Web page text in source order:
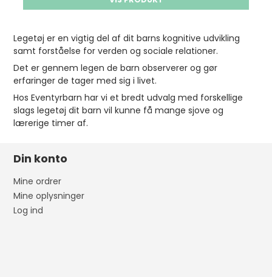
Legetøj er en vigtig del af dit barns kognitive udvikling
samt forståelse for verden og sociale relationer.
Det er gennem legen de barn observerer og gør
erfaringer de tager med sig i livet.
Hos Eventyrbarn har vi et bredt udvalg med forskellige
slags legetøj dit barn vil kunne få mange sjove og
lærerige timer af.
Din konto
Mine ordrer
Mine oplysninger
Log ind